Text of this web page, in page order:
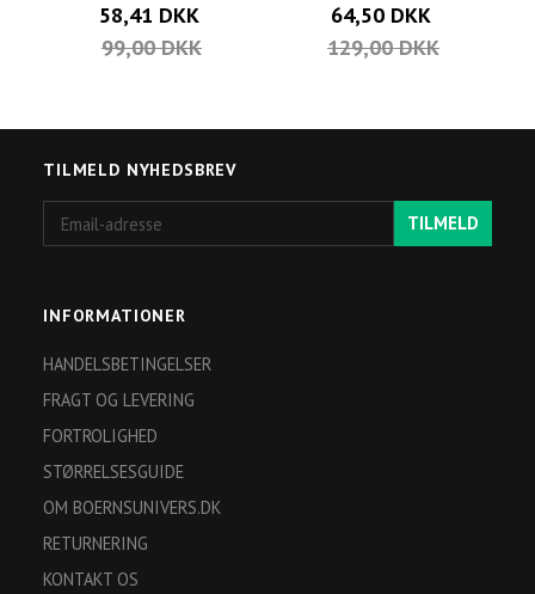
58,41 DKK
99,00 DKK
64,50 DKK
129,00 DKK
TILMELD NYHEDSBREV
adresse
TILMELD
INFORMATIONER
HANDELSBETINGELSER
FRAGT OG LEVERING
FORTROLIGHED
STØRRELSESGUIDE
OM BOERNSUNIVERS.DK
RETURNERING
KONTAKT OS